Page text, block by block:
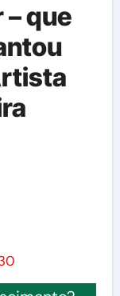
que